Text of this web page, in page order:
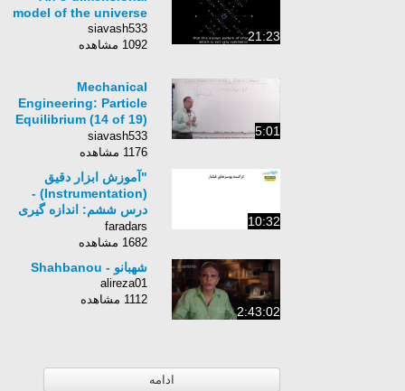
21:23
model of the universe
siavash533
1092 مشاهده
5:01
Mechanical
Engineering: Particle
Equilibrium (14 of 19)
Vectors in 3-
Dimensions
Explained
siavash533
1176 مشاهده
10:32
"آموزش ابزار دقیق
(Instrumentation) -
درس ششم: اندازه گیری
فشار (ب)"
faradars
1682 مشاهده
2:43:02
شهبانو - Shahbanou
alireza01
1112 مشاهده
ادامه